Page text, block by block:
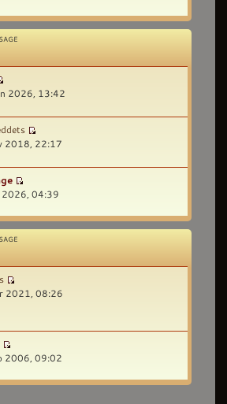
2026, 13:42
2018, 22:17
2026, 04:39
2021, 08:26
2006, 09:02